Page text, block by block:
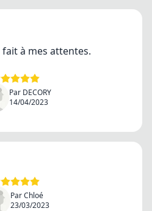
à mes attentes.
Par DECORY
14/04/2023
Par Chloé
23/03/2023